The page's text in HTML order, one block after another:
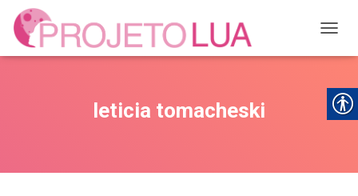
leticia tomacheski